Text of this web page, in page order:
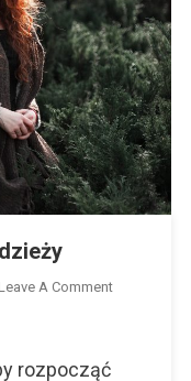
A CommentOn
rozpocząć